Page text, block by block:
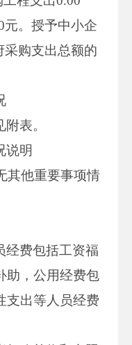
元。授予中小企
采购支出总额的
表。
说明
其他重要事项情
经费包括工资福
助，公用经费包
支出等人员经费